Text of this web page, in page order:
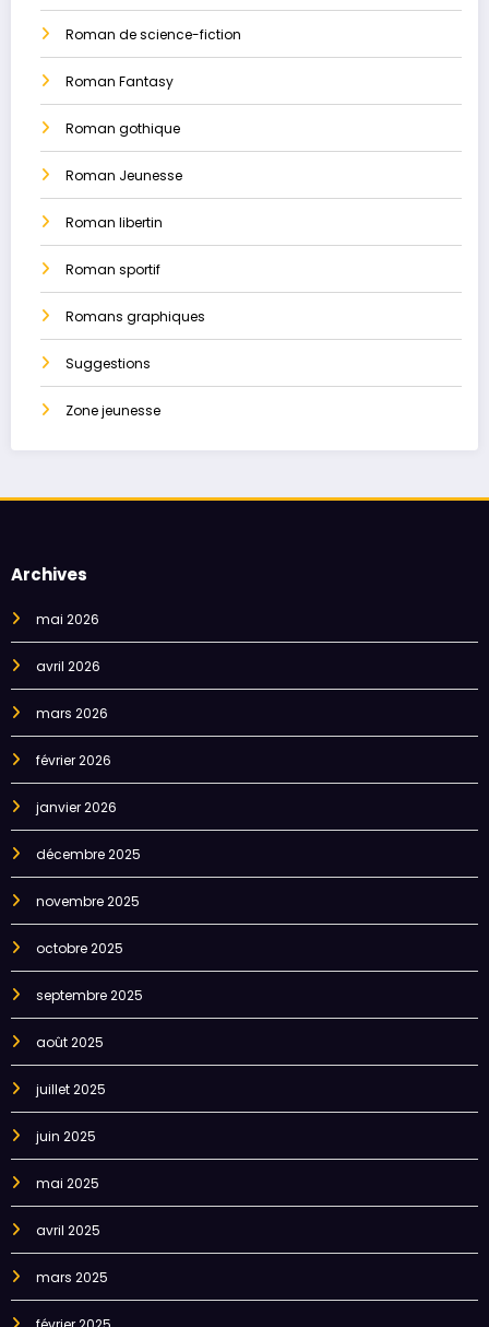
Roman de science-fiction
Roman Fantasy
Roman gothique
Roman Jeunesse
Roman libertin
Roman sportif
Romans graphiques
Suggestions
Zone jeunesse
Archives
mai 2026
avril 2026
mars 2026
février 2026
janvier 2026
décembre 2025
novembre 2025
octobre 2025
septembre 2025
août 2025
juillet 2025
juin 2025
mai 2025
avril 2025
mars 2025